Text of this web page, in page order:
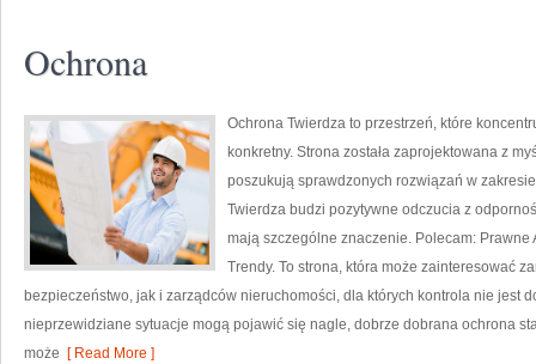
Ochrona
Ochrona Twierdza to przestrzeń, które
konkretny. Strona została zaprojektowana z
poszukują sprawdzonych rozwiązań w
Twierdza budzi pozytywne odczucia z
mają szczególne znaczenie. Polecam:
Trendy. To strona, która może zainteresować
bezpieczeństwo, jak i zarządców nieruchomości, dla których kontrola nie jest
nieprzewidziane sytuacje mogą pojawić się nagle, dobrze dobrana ochrona
może [ Read More ]